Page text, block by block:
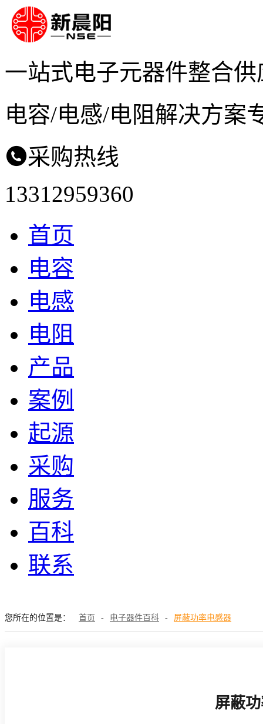
一站式电子元器件整合供
电容/电感/电阻解决方案
采购热线
13312959360
首页
电容
电感
电阻
产品
案例
起源
采购
服务
百科
联系
您所在的位置是： 首页 - 电子器件百科 - 屏蔽功率电感器
屏蔽